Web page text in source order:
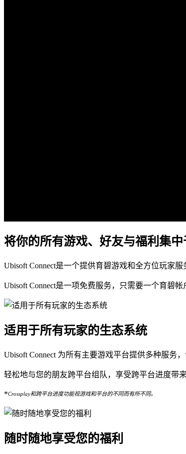
将你的所有游戏、好友与福利集中
Ubisoft Connect是一个提供育碧游戏和全方位玩家
Ubisoft Connect是一项免费服务，只需要一个育碧
适用于所有玩家的生态系统
Ubisoft Connect 为所有主要游戏平台提供多种服务
轻松地与您的朋友跨平台组队，享受跨平台进度带
*Crossplay和跨平台进度功能视游戏和平台的不同而有所不同。
随时随地享受您的福利